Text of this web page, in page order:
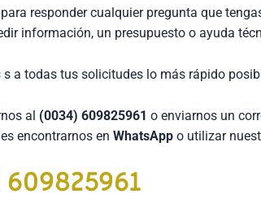
responder cualquier pregunta que
información, un presupuesto o ayuda
s a todas tus solicitudes lo más rápido
al (0034) 609825961 o enviarnos un
encontrarnos en WhatsApp o utilizar